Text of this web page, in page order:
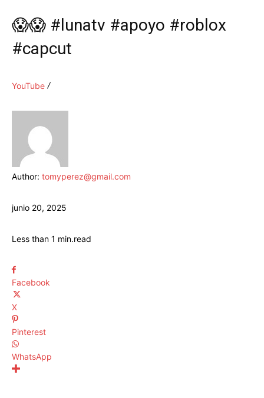
😱😱 #lunatv #apoyo #roblox
#capcut
YouTube
Author: tomyperez@gmail.com
junio 20, 2025
Less than 1 min.read
Facebook
X
Pinterest
WhatsApp